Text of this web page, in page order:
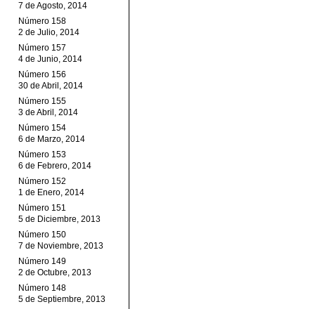
7 de Agosto, 2014
Número 158
2 de Julio, 2014
Número 157
4 de Junio, 2014
Número 156
30 de Abril, 2014
Número 155
3 de Abril, 2014
Número 154
6 de Marzo, 2014
Número 153
6 de Febrero, 2014
Número 152
1 de Enero, 2014
Número 151
5 de Diciembre, 2013
Número 150
7 de Noviembre, 2013
Número 149
2 de Octubre, 2013
Número 148
5 de Septiembre, 2013